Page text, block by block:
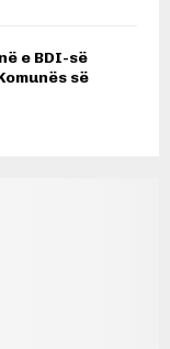
e BDI-së
së